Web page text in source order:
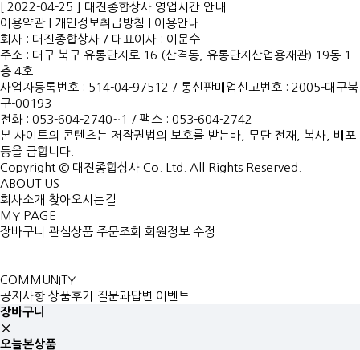
[ 2022-04-25 ] 대진종합상사 영업시간 안내
이용약관| 개인정보취급방침
이용안내
회사 : 대진종합상사 / 대표이사 : 이문수
주소 : 대구 북구 유통단지로 16 (산격동, 유통단지산업용재관) 19동 1
층 4호
사업자등록번호 : 514-04-97512 / 통신판매업신고번호 : 2005-대구북
구-00193
전화 : 053-604-2740~1 / 팩스 : 053-604-2742
본 사이트의 콘텐츠는 저작권법의 보호를 받는바, 무단 전재, 복사, 배포
등을 금합니다.
Copyright © 대진종합상사 Co. Ltd. All Rights Reserved.
ABOUT US
회사소개 찾아오시는길
MY PAGE
장바구니 관심상품 주문조회 회원정보 수정
COMMUNITY
공지사항 상품후기 질문과답변 이벤트
장바구니
오늘본상품